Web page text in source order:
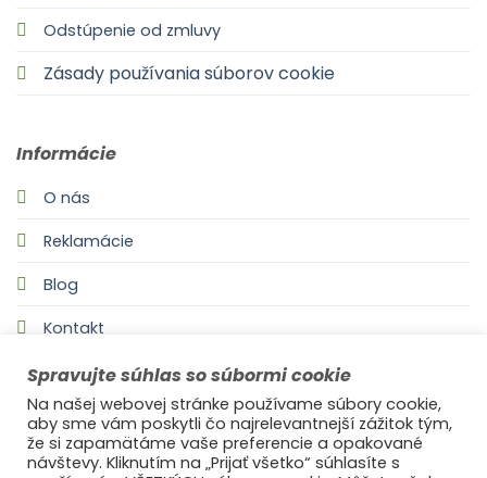
Odstúpenie od zmluvy
Zásady používania súborov cookie
Informácie
O nás
Reklamácie
Blog
Kontakt
Spravujte súhlas so súbormi cookie
Na našej webovej stránke používame súbory cookie,
aby sme vám poskytli čo najrelevantnejší zážitok tým,
že si zapamätáme vaše preferencie a opakované
návštevy. Kliknutím na „Prijať všetko“ súhlasíte s